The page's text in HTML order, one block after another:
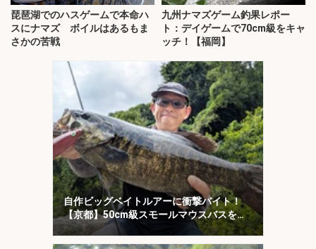
琵琶湖でのハスゲームで本命ハ
スにナマズ ボイルはあるもま
さかの苦戦
九州ナマズゲーム釣果レポー
ト：デイゲームで70cm級をキャ
ッチ！【福岡】
自作ビッグベイトルアーに衝撃バイト！
【京都】50cm級スモールマウスバスをキ
ャッチ